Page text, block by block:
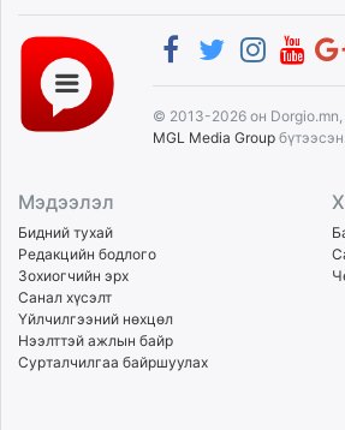
© 2013-2026 он
MGL Media Group бүтээсэн.
Мэдээлэл
Бидний тухай
Редакцийн бодлого
Зохиогчийн эрх
Санал хүсэлт
Үйлчилгээний нөхцөл
Нээлттэй ажлын байр
Сурталчилгаа байршуулах